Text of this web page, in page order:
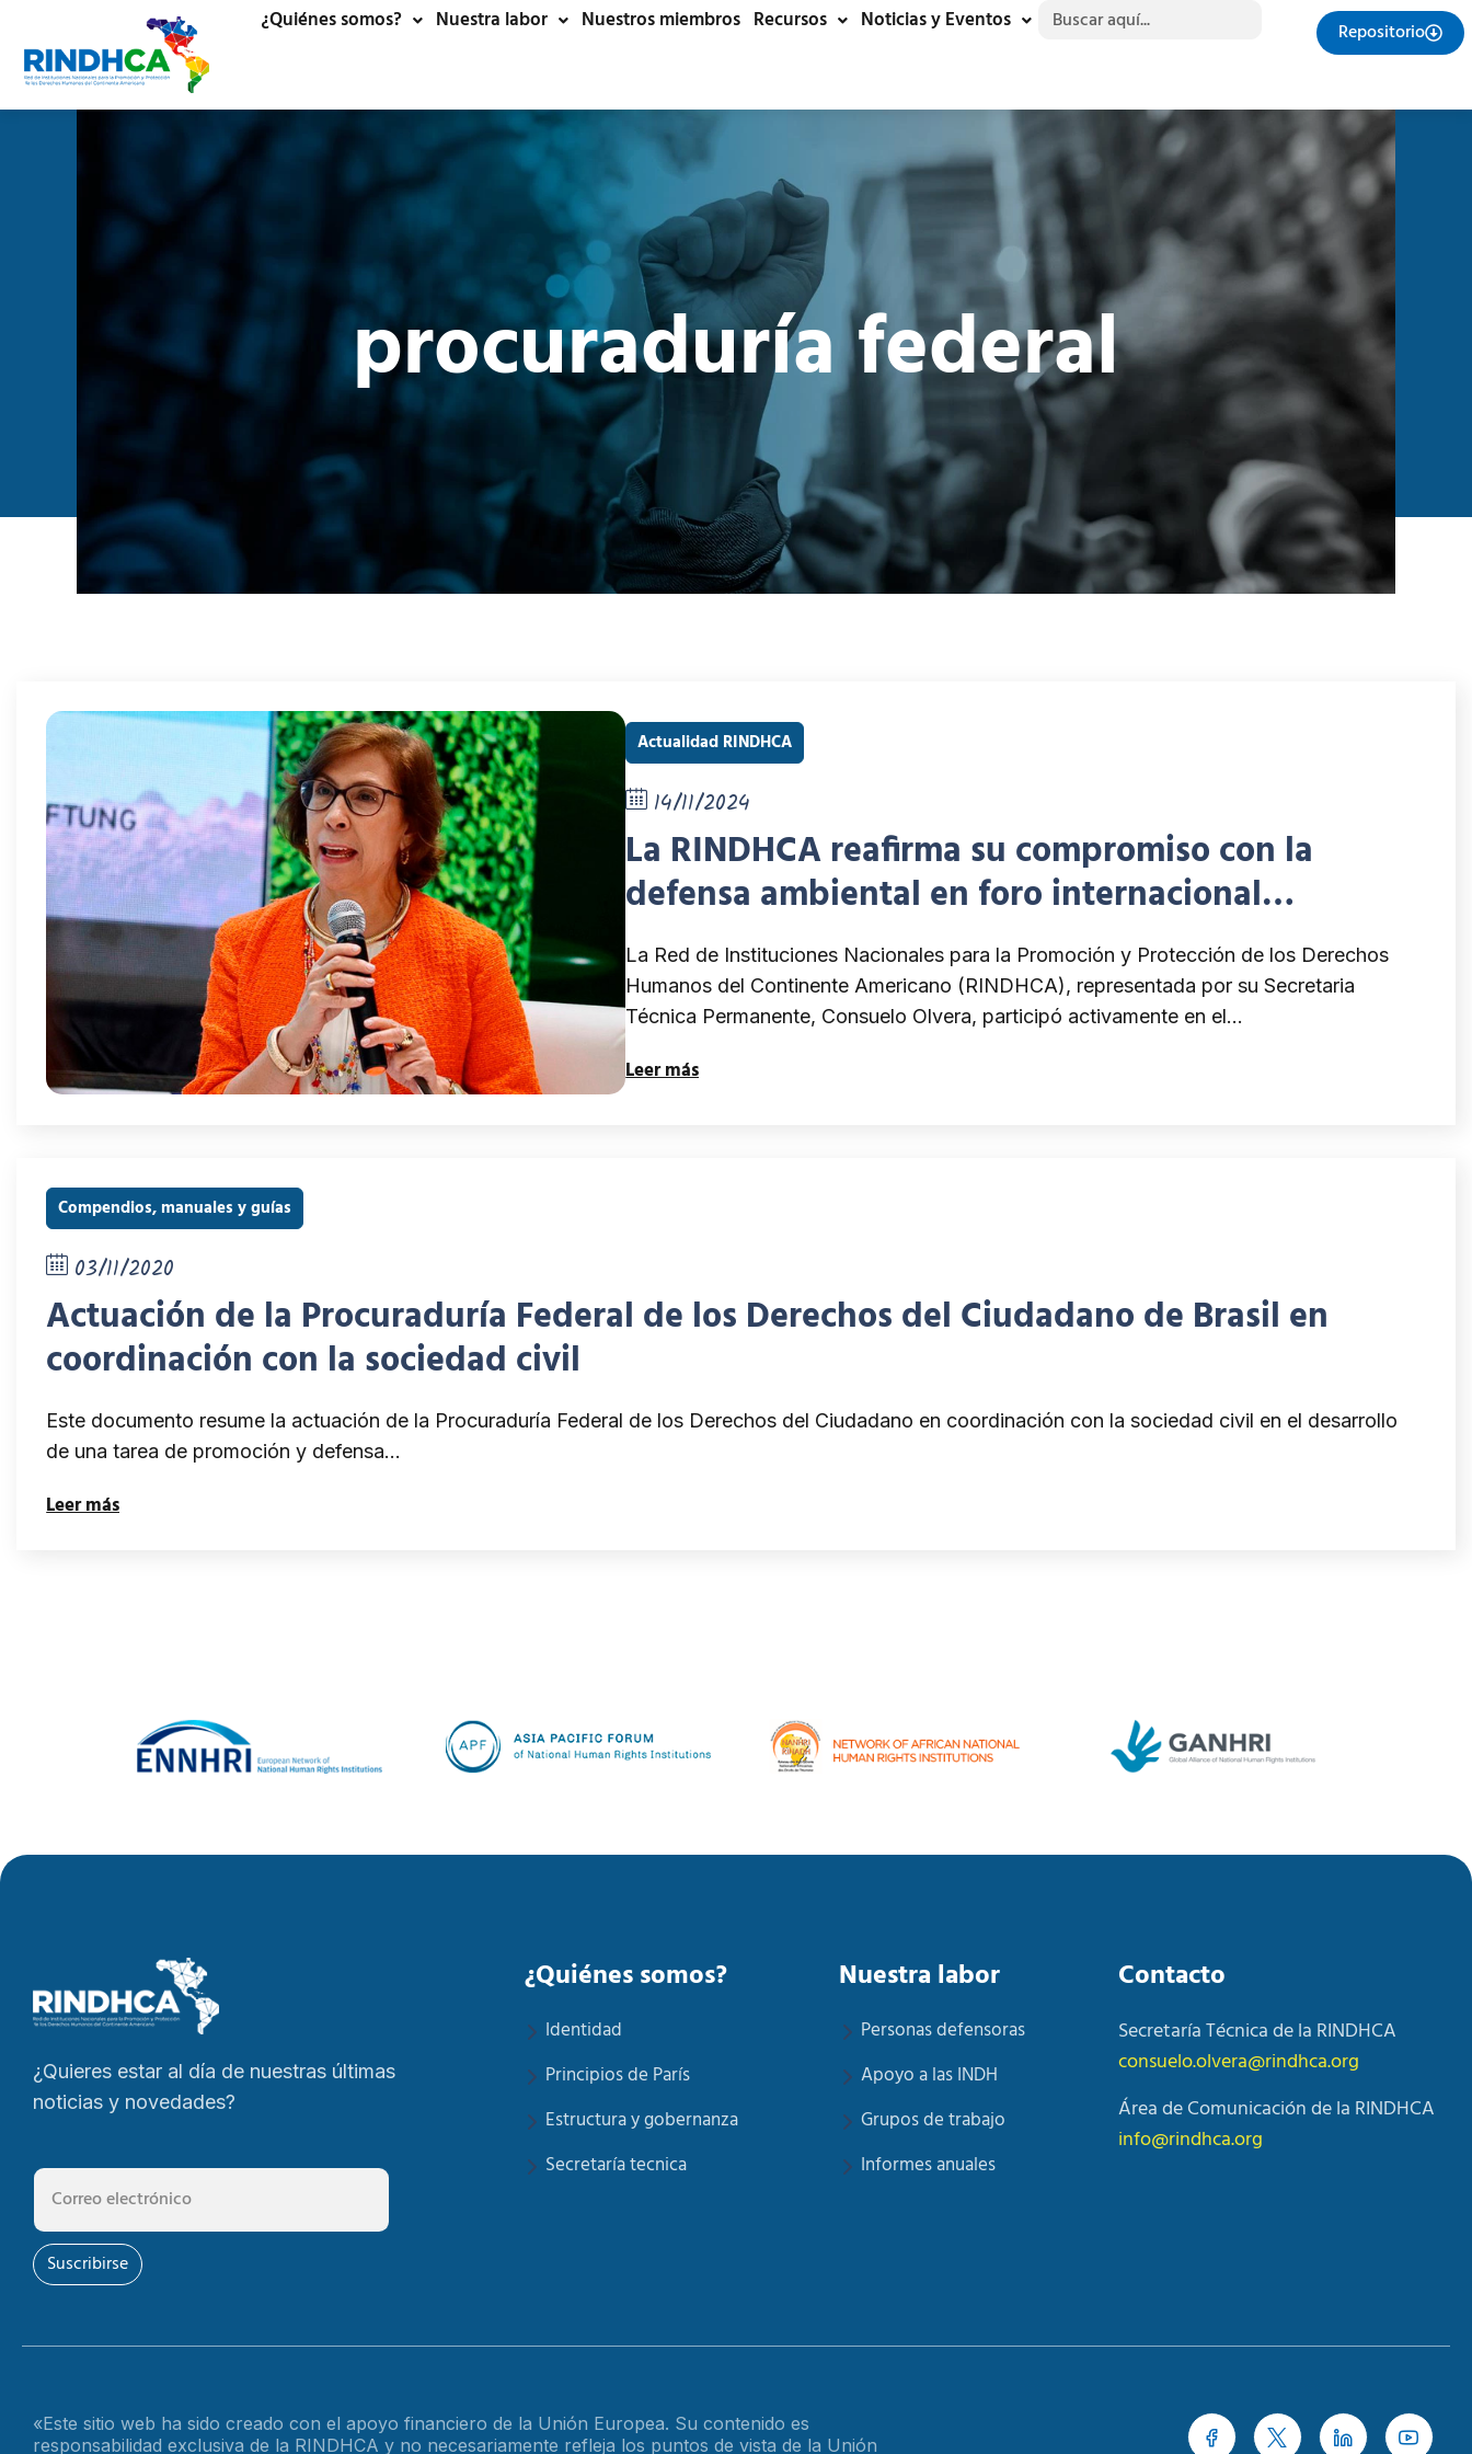
¿Quiénes somos? Nuestra labor Nuestros miembros Recursos Noticias y Eventos Buscar:
Repositorio
procuraduría federal
Actualidad RINDHCA
14/11/2024
La RINDHCA reafirma su compromiso con la
defensa ambiental en foro internacional
organizado por la Procuraduría para la Defensa de
los Derechos Humanos de El Salvador
La Red de Instituciones Nacionales para la Promoción y Protección de los Derechos
Humanos del Continente Americano (RINDHCA), representada por su Secretaria
Técnica Permanente, Consuelo Olvera, participó activamente en el…
Leer más
Compendios, manuales y guías
03/11/2020
Actuación de la Procuraduría Federal de los Derechos del Ciudadano de Brasil en
coordinación con la sociedad civil
Este documento resume la actuación de la Procuraduría Federal de los Derechos del Ciudadano en coordinación con la sociedad civil en el desarrollo
de una tarea de promoción y defensa…
Leer más
¿Quieres estar al día de nuestras últimas
noticias y novedades?
Suscribirse
¿Quiénes somos?
Identidad
Principios de París
Estructura y gobernanza
Secretaría tecnica
Nuestra labor
Personas defensoras
Apoyo a las INDH
Grupos de trabajo
Informes anuales
Contacto
Secretaría Técnica de la RINDHCA
consuelo.olvera@rindhca.org
Área de Comunicación de la RINDHCA
info@rindhca.org
«Este sitio web ha sido creado con el apoyo financiero de la Unión Europea. Su contenido es
responsabilidad exclusiva de la RINDHCA y no necesariamente refleja los puntos de vista de la Unión